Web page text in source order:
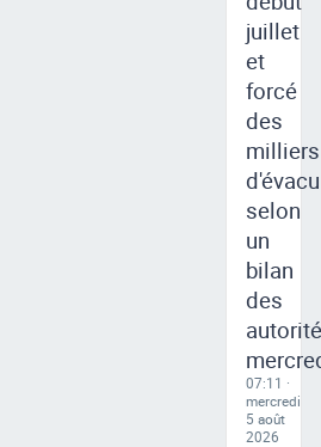
juillet
et
forcé
des
milliers
selon
un
bilan
des
07:11 ·
mercredi
5 août
2026